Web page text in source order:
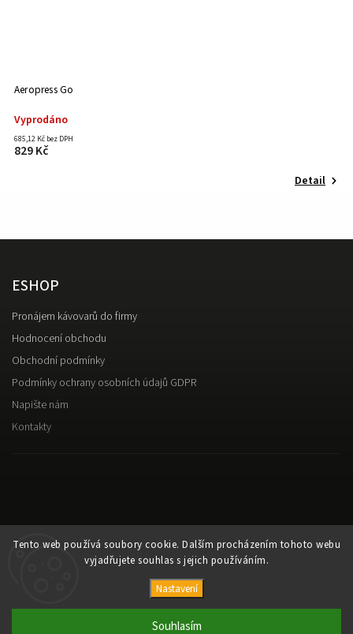
Tento web používá soubory cookie. Dalším procházením tohoto webu
vyjadřujete souhlas s jejich používáním.
Nastavení
Souhlasím
Aeropress Go
Vyprodáno
685,12 Kč bez DPH
829 Kč
Detail
ESHOP
Pronájem kávovarů do firmy
Hodnocení obchodu
Obchodní podmínky
Podmínky ochrany osobních údajů GDPR
Napište nám
Kontakty
Káva Alesio
Upravit nastavení cookies